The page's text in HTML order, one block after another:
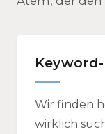
Wir finden
wirklich